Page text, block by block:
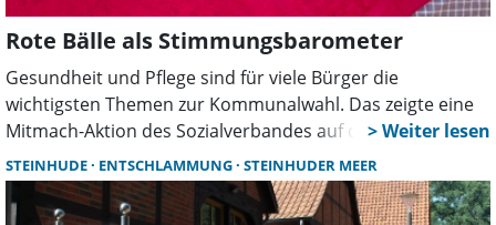
Rote Bälle als Stimmungsbarometer
Gesundheit und Pflege sind für viele Bürger die
wichtigsten Themen zur Kommunalwahl. Das zeigte eine
Mitmach-Aktion des Sozialverbandes auf dem Wunstorfer
Marktplatz. Mit roten Bällen stimmten Besucher über ihre
politischen Prioritäten ab und suchten das Gespräch mit
den Ehrenamtlichen.
STEINHUDE ENTSCHLAMMUNG STEINHUDER MEER